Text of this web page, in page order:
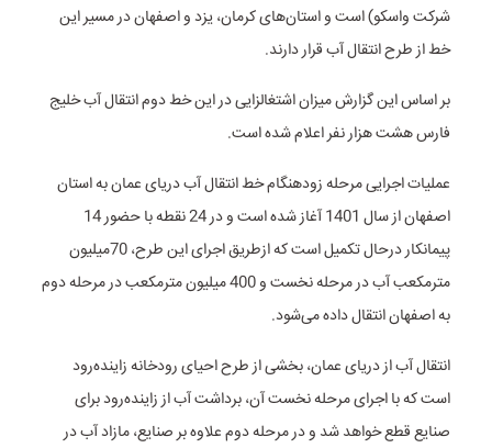
شرکت واسکو) است و استان‌های کرمان، یزد و اصفهان در مسیر این
خط از طرح انتقال آب قرار دارند.
بر اساس این گزارش میزان اشتغالزایی در این خط دوم انتقال آب خلیج
فارس هشت هزار نفر اعلام شده است.
عملیات اجرایی مرحله زودهنگام خط انتقال آب دریای عمان به استان
اصفهان از سال 1401 آغاز شده است و در 24 نقطه با حضور 14
پیمانکار درحال تکمیل است که ازطریق اجرای این طرح، 70میلیون
مترمکعب آب در مرحله نخست و 400 میلیون مترمکعب در مرحله دوم
به اصفهان انتقال داده می‌شود.
انتقال آب از دریای عمان، بخشی از طرح احیای رودخانه زاینده‌رود
است که با اجرای مرحله نخست آن، برداشت آب از زاینده‌رود برای
صنایع قطع خواهد شد و در مرحله دوم علاوه بر صنایع، مازاد آب در